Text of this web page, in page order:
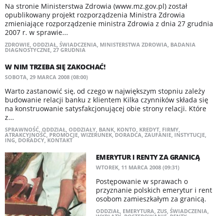
Na stronie Ministerstwa Zdrowia (www.mz.gov.pl) został
opublikowany projekt rozporządzenia Ministra Zdrowia
zmieniające rozporządzenie ministra Zdrowia z dnia 27 grudnia
2007 r. w sprawie...
ZDROWIE, ODDZIAŁ, ŚWIADCZENIA, MINISTERSTWA ZDROWIA, BADANIA
DIAGNOSTYCZNE, 27 GRUDNIA
W NIM TRZEBA SIĘ ZAKOCHAĆ!
SOBOTA, 29 MARCA 2008 (08:00)
Warto zastanowić się, od czego w największym stopniu zależy
budowanie relacji banku z klientem Kilka czynników składa się
na konstruowanie satysfakcjonującej obie strony relacji. Które
z...
SPRAWNOŚĆ, ODDZIAŁ, ODDZIAŁY, BANK, KONTO, KREDYT, FIRMY,
ATRAKCYJNOŚĆ, PROMOCJE, WIZERUNEK,DORADCA, ZAUFANIE, INSTYTUCJE,
ING, DORADCY,KONTAKT
EMERYTUR I RENTY ZA GRANICĄ
WTOREK, 11 MARCA 2008 (09:31)
Postępowanie w sprawach o
przyznanie polskich emerytur i rent
osobom zamieszkałym za granicą.
ODDZIAŁ, EMERYTURA, ZUS, ŚWIADCZENIA,